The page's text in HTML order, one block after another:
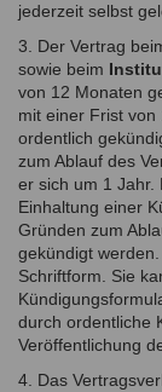
jederzeit selbst
3. Der Vertrag
sowie beim
von 12 Monaten
mit einer Frist von
ordentlich
zum Ablauf des
er sich um 1 Jahr.
Einhaltung einer
Gründen zum
gekündigt
Schriftform. Sie
durch ordentliche
Veröffentlichung
4. Das